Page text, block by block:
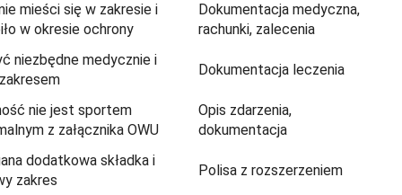
mieści się w zakresie i
w okresie ochrony
Dokumentacja medyczna,
rachunki, zalecenia
niezbędne medycznie i
Dokumentacja leczenia
nie jest sportem
z załącznika OWU
Opis zdarzenia,
dokumentacja
dodatkowa składka i
zakres
Polisa z rozszerzeniem